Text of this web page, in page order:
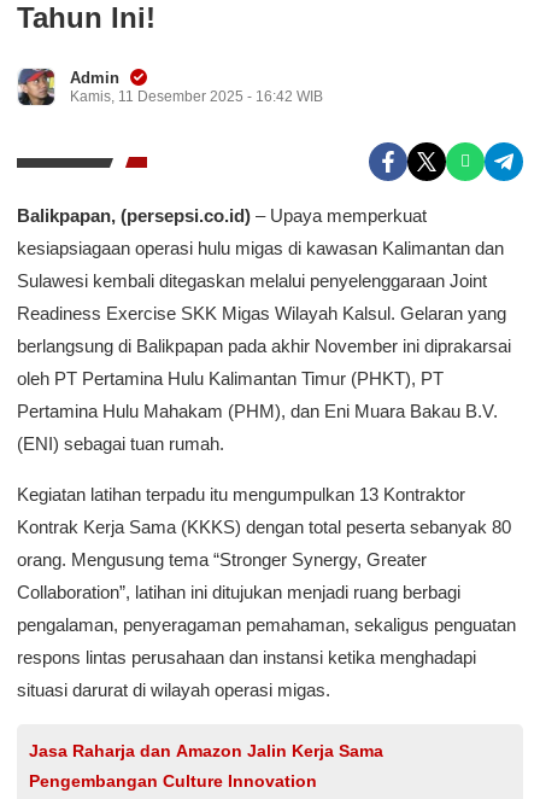
Tahun Ini!
Admin
Kamis, 11 Desember 2025 - 16:42 WIB
Balikpapan, (persepsi.co.id) – Upaya memperkuat
kesiapsiagaan operasi hulu migas di kawasan Kalimantan dan
Sulawesi kembali ditegaskan melalui penyelenggaraan Joint
Readiness Exercise SKK Migas Wilayah Kalsul. Gelaran yang
berlangsung di Balikpapan pada akhir November ini diprakarsai
oleh PT Pertamina Hulu Kalimantan Timur (PHKT), PT
Pertamina Hulu Mahakam (PHM), dan Eni Muara Bakau B.V.
(ENI) sebagai tuan rumah.
Kegiatan latihan terpadu itu mengumpulkan 13 Kontraktor
Kontrak Kerja Sama (KKKS) dengan total peserta sebanyak 80
orang. Mengusung tema “Stronger Synergy, Greater
Collaboration”, latihan ini ditujukan menjadi ruang berbagi
pengalaman, penyeragaman pemahaman, sekaligus penguatan
respons lintas perusahaan dan instansi ketika menghadapi
situasi darurat di wilayah operasi migas.
Jasa Raharja dan Amazon Jalin Kerja Sama
Pengembangan Culture Innovation